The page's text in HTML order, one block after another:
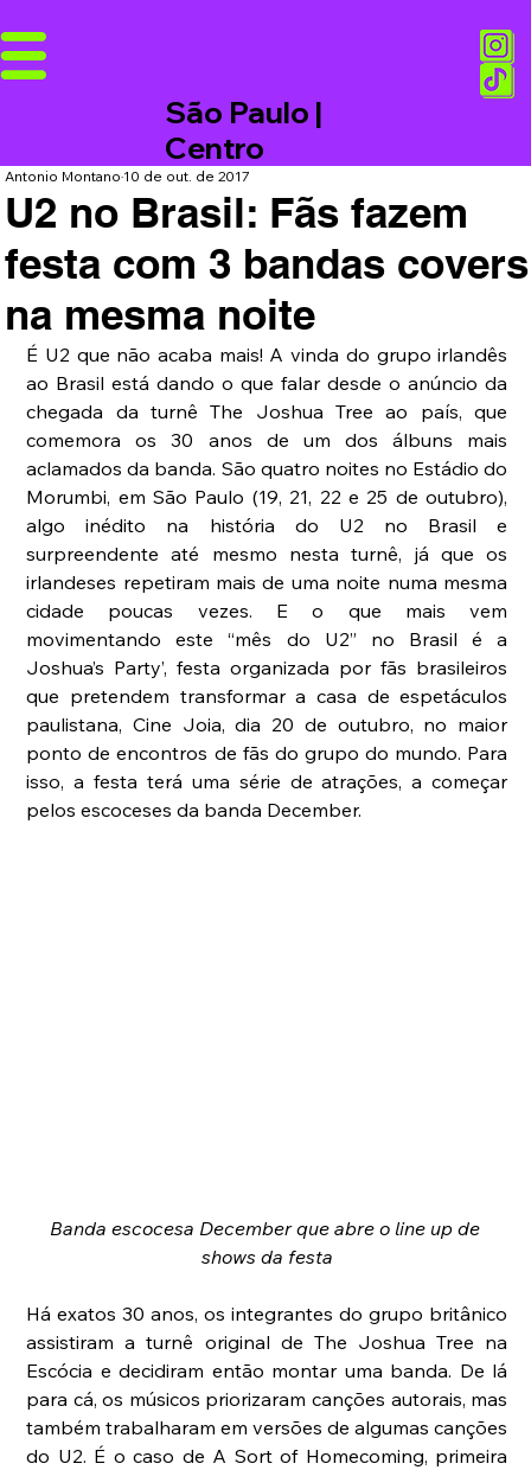
São Paulo |
Centro
U2 no Brasil: Fãs fazem
festa com 3 bandas covers
na mesma noite
Antonio Montano10 de out. de 2017
É U2 que não acaba mais! A vinda do grupo irlandês
ao Brasil está dando o que falar desde o anúncio da
chegada da turnê The Joshua Tree ao país, que
comemora os 30 anos de um dos álbuns mais
aclamados da banda. São quatro noites no Estádio do
Morumbi, em São Paulo (19, 21, 22 e 25 de outubro),
algo inédito na história do U2 no Brasil e
surpreendente até mesmo nesta turnê, já que os
irlandeses repetiram mais de uma noite numa mesma
cidade poucas vezes. E o que mais vem
movimentando este “mês do U2” no Brasil é a
Joshua’s Party’, festa organizada por fãs brasileiros
que pretendem transformar a casa de espetáculos
paulistana, Cine Joia, dia 20 de outubro, no maior
ponto de encontros de fãs do grupo do mundo. Para
isso, a festa terá uma série de atrações, a começar
pelos escoceses da banda December.
Banda escocesa December que abre o line up de
shows da festa
Há exatos 30 anos, os integrantes do grupo britânico
assistiram a turnê original de The Joshua Tree na
Escócia e decidiram então montar uma banda. De lá
para cá, os músicos priorizaram canções autorais, mas
também trabalharam em versões de algumas canções
do U2. É o caso de A Sort of Homecoming, primeira